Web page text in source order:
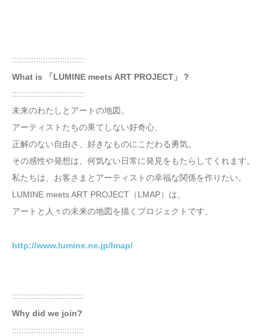
::::::::::::::::::::::::::::::
What is 「LUMINE meets ART PROJECT」？
::::::::::::::::::::::::::::::
未来のわたしとアートの地図。
アーティストたちの果てしない好奇心、
正解のない自由さ、好きなものにこだわる勇気。
その感性や発想は、何気ない日常に発見をもたらしてくれます。
私たちは、お客さまとアーティストの幸福な関係を作りたい。
LUMINE meets ART PROJECT（LMAP）は、
アートと人々の未来の地図を描くプロジェクトです。
http://www.lumine.ne.jp/lmap/
::::::::::::::::::::::::::::::
Why did we join?
::::::::::::::::::::::::::::::